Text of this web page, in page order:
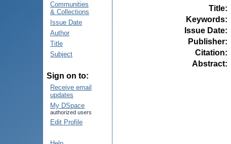
Communities
& Collections
Issue Date
Author
Title
Subject
Sign on to:
Receive email
updates
My DSpace
authorized users
Edit Profile
Title:
Keywords:
Issue Date:
Publisher:
Citation:
Abstract: